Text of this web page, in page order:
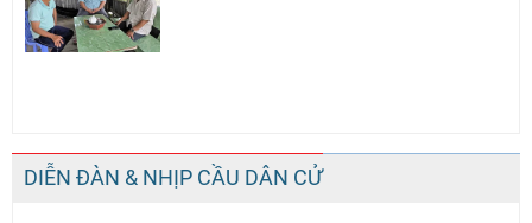
DIỄN ĐÀN & NHỊP CẦU DÂN CỬ